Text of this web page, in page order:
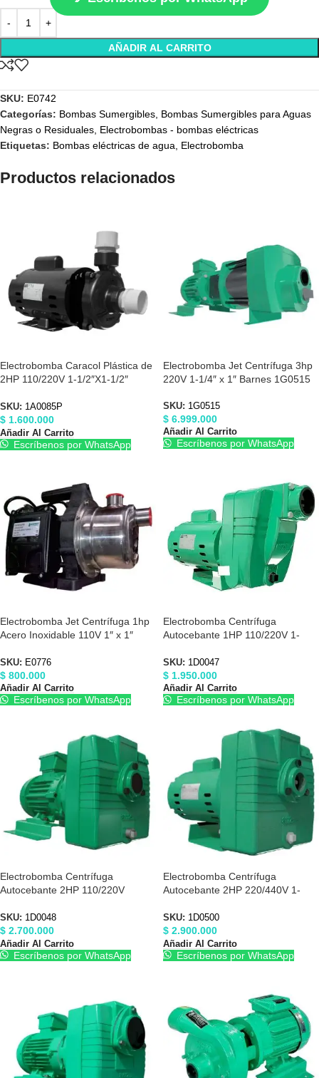
AÑADIR AL CARRITO
SKU: E0742
Categorías: Bombas Sumergibles Bombas Sumergibles para Aguas
Negras o Residuales Electrobombas - bombas eléctricas
Etiquetas: Bombas eléctricas de agua Electrobomba
Productos relacionados
Electrobomba Caracol Plástica de
2HP 110/220V 1-1/2″X1-1/2″
SKU: 1A0085P
$ 1.600.000
Añadir Al Carrito
Escríbenos por WhatsApp
Electrobomba Jet Centrífuga 3hp
220V 1-1/4″ x 1″ Barnes 1G0515
SKU: 1G0515
$ 6.999.000
Añadir Al Carrito
Escríbenos por WhatsApp
Electrobomba Jet Centrífuga 1hp
Acero Inoxidable 110V 1″ x 1″
SKU: E0776
$ 800.000
Añadir Al Carrito
Escríbenos por WhatsApp
Electrobomba Centrífuga
Autocebante 1HP 110/220V 1-
SKU: 1D0047
$ 1.950.000
Añadir Al Carrito
Escríbenos por WhatsApp
Electrobomba Centrífuga
Autocebante 2HP 110/220V
SKU: 1D0048
$ 2.700.000
Añadir Al Carrito
Escríbenos por WhatsApp
Electrobomba Centrífuga
Autocebante 2HP 220/440V 1-
SKU: 1D0500
$ 2.900.000
Añadir Al Carrito
Escríbenos por WhatsApp